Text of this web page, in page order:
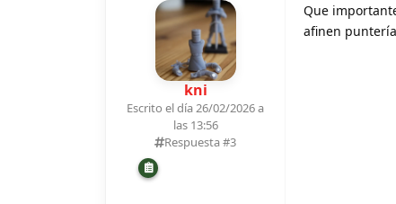
kni
Escrito el día 26/02/2026 a
las 13:56
Respuesta #3
Que
afinen